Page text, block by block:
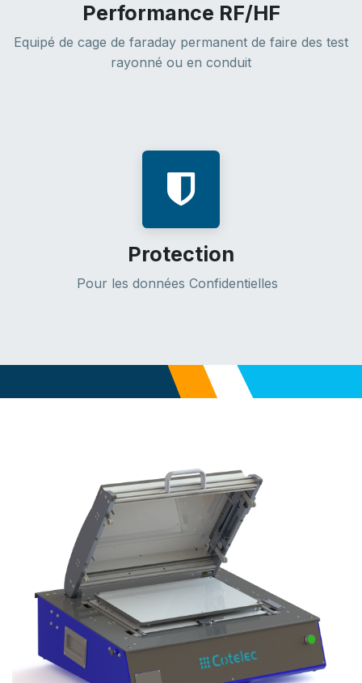
Performance RF/HF
Equipé de cage de faraday permanent de faire des test
rayonné ou en conduit
Protection
Pour les données Confidentielles